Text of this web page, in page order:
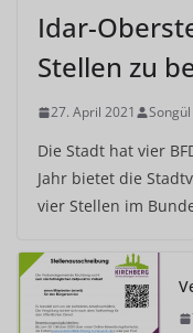
Idar-
Stellen zu
27. April 2021
Die Stadt hat vier
Jahr bietet die
vier Stellen im